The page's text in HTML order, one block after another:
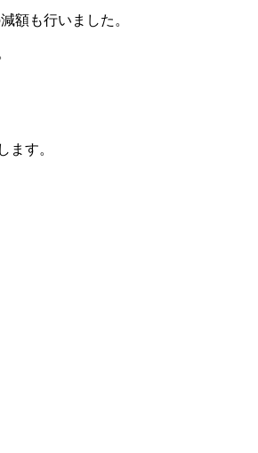
額も行いました。
ます。